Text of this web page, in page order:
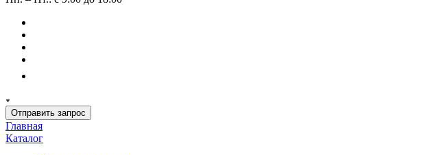
Отправить запрос
Главная
Каталог